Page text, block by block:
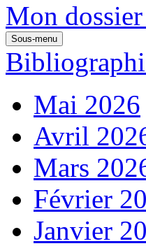
Mon dossier
Sous-menu
Mai 2026
Avril
Mars
Février
Janvier